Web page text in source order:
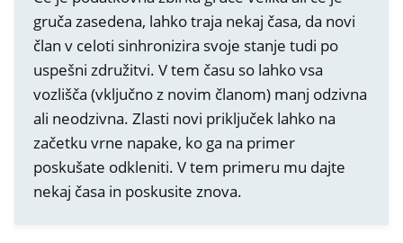
gruča zasedena, lahko traja nekaj časa, da novi
član v celoti sinhronizira svoje stanje tudi po
uspešni združitvi. V tem času so lahko vsa
vozlišča (vključno z novim članom) manj odzivna
ali neodzivna. Zlasti novi priključek lahko na
začetku vrne napake, ko ga na primer
poskušate odkleniti. V tem primeru mu dajte
nekaj časa in poskusite znova.